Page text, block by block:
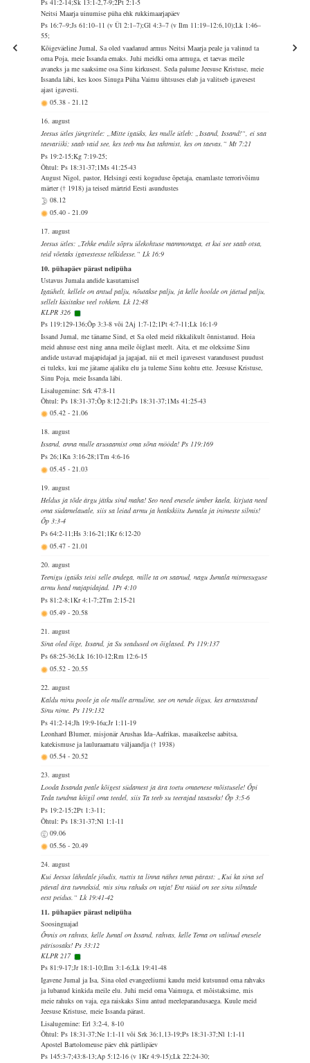
Ps 41:2-14;Sk 13:1-2,7-9;2Pt 2:1-5
Neitsi Maarja uinumise püha ehk rukkimaarjapäev
Ps 16:7–9;Js 61:10–11 (v Ül 2:1–7);Gl 4:3–7 (v Ilm 11:19–12:6,10);Lk 1:46–
55;
Kõigeväeline Jumal, Sa oled vaadanud armus Neitsi Maarja peale ja valinud ta
oma Poja, meie Issanda emaks. Juhi meidki oma armuga, et taevas meile
avaneks ja me saaksime osa Sinu kirkusest. Seda palume Jeesuse Kristuse, meie
Issanda läbi, kes koos Sinuga Püha Vaimu ühtsuses elab ja valitseb igavesest
ajast igavesti.
05.38-21.12
16. august
Jeesus ütles jüngritele: „Mitte igaüks, kes mulle ütleb: „Issand, Issand!“, ei saa
taevariiki; saab vaid see, kes teeb mu Isa tahtmist, kes on taevas.“ Mt 7:21
Ps 19:2-15;Kg 7:19-25;
Õhtul: Ps 18:31-37;1Ms 41:25-43
August Nigol, pastor, Helsingi eesti koguduse õpetaja, enamlaste terrorivõimu
märter († 1918) ja teised märtrid Eesti asundustes
08.12
05.40-21.09
17. august
Jeesus ütles: „Tehke endile sõpru ülekohtuse mammonaga, et kui see saab otsa,
teid võetaks igavestesse telkidesse.“ Lk 16:9
10. pühapäev pärast nelipüha
Ustavus Jumala andide kasutamisel
Igaühelt, kellele on antud palju, nõutakse palju, ja kelle hoolde on jäetud palju,
sellelt küsitakse veel rohkem. Lk 12:48
KLPR 326
Ps 119:129-136;Õp 3:3-8 või 2Aj 1:7-12;1Pt 4:7-11;Lk 16:1-9
Issand Jumal, me täname Sind, et Sa oled meid rikkalikult õnnistanud. Hoia
meid ahnuse eest ning anna meile õiglast meelt. Aita, et me oleksime Sinu
andide ustavad majapidajad ja jagajad, nii et meil igavesest varandusest puudust
ei tuleks, kui me jätame ajaliku elu ja tuleme Sinu kohtu ette. Jeesuse Kristuse,
Sinu Poja, meie Issanda läbi.
Lisalugemine: Srk 47:8-11
Õhtul: Ps 18:31-37;Õp 8:12-21;Ps 18:31-37;1Ms 41:25-43
05.42-21.06
18. august
Issand, anna mulle arusaamist oma sõna mööda! Ps 119:169
Ps 26;1Kn 3:16-28;1Tm 4:6-16
05.45-21.03
19. august
Heldus ja tõde ärgu jätku sind maha! Seo need enesele ümber kaela, kirjuta need
oma südamelauale, siis sa leiad armu ja heakskiitu Jumala ja inimeste silmis!
Õp 3:3-4
Ps 64:2-11;Hs 3:16-21;1Kr 6:12-20
05.47-21.01
20. august
Teenigu igaüks teisi selle andega, mille ta on saanud, nagu Jumala mitmesuguse
armu head majapidajad. 1Pt 4:10
Ps 81:2-8;1Kr 4:1-7;2Tm 2:15-21
05.49-20.58
21. august
Sina oled õige, Issand, ja Su seadused on õiglased. Ps 119:137
Ps 68:25-36;Lk 16:10-12;Rm 12:6-15
05.52-20.55
22. august
Kaldu minu poole ja ole mulle armuline, see on nende õigus, kes armastavad
Sinu nime. Ps 119:132
Ps 41:2-14;Jh 19:9-16a;Jr 1:11-19
Leonhard Blumer, misjonär Arushas Ida–Aafrikas, masaikeelse aabitsa,
katekismuse ja lauluraamatu väljaandja († 1938)
05.54-20.52
23. august
Looda Issanda peale kõigest südamest ja ära toetu omaenese mõistusele! Õpi
Teda tundma kõigil oma teedel, siis Ta teeb su teerajad tasaseks! Õp 3:5-6
Ps 19:2-15;2Pt 1:3-11;
Õhtul: Ps 18:31-37;Nl 1:1-11
09.06
05.56-20.49
24. august
Kui Jeesus lähedale jõudis, nuttis ta linna nähes tema pärast: „Kui ka sina sel
päeval ära tunneksid, mis sinu rahuks on vaja! Ent nüüd on see sinu silmade
eest peidus.“ Lk 19:41-42
11. pühapäev pärast nelipüha
Soosinguajad
Õnnis on rahvas, kelle Jumal on Issand, rahvas, kelle Tema on valinud enesele
pärisosaks! Ps 33:12
KLPR 217
Ps 81:9-17;Jr 18:1-10;Ilm 3:1-6;Lk 19:41-48
Igavene Jumal ja Isa, Sina oled evangeeliumi kaudu meid kutsunud oma rahvaks
ja lubanud kinkida meile elu. Juhi meid oma Vaimuga, et mõistaksime, mis
meie rahuks on vaja, ega raiskaks Sinu antud meeleparandusaega. Kuule meid
Jeesuse Kristuse, meie Issanda pärast.
Lisalugemine: Erl 3:2-4, 8-10
Õhtul: Ps 18:31-37;Ne 1:1-11 või Srk 36:1,13-19;Ps 18:31-37;Nl 1:1-11
Apostel Bartolomeuse päev ehk pärtlipäev
Ps 145:3-7;43:8-13;Ap 5:12-16 (v 1Kr 4:9-15);Lk 22:24-30;